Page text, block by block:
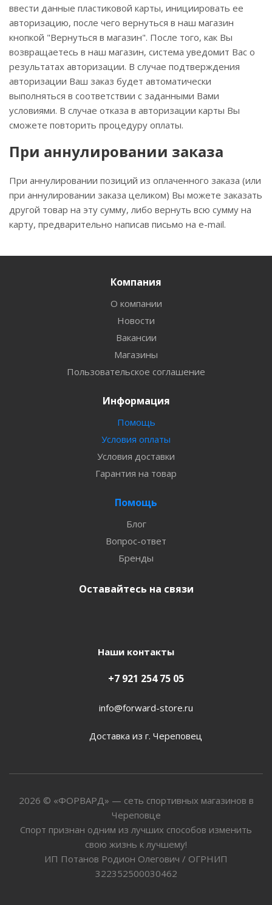
ввести данные пластиковой карты, инициировать ее
авторизацию, после чего вернуться в наш магазин
кнопкой "Вернуться в магазин". После того, как Вы
возвращаетесь в наш магазин, система уведомит Вас о
результатах авторизации. В случае подтверждения
авторизации Ваш заказ будет автоматически
выполняться в соответствии с заданными Вами
условиями. В случае отказа в авторизации карты Вы
сможете повторить процедуру оплаты.
При аннулировании заказа
При аннулировании позиций из оплаченного заказа (или
при аннулировании заказа целиком) Вы можете заказать
другой товар на эту сумму, либо вернуть всю сумму на
карту, предварительно написав письмо на e-mail.
Компания
О компании
Новости
Вакансии
Магазины
Пользовательское соглашение
Информация
Помощь
Условия оплаты
Условия доставки
Гарантия на товар
Помощь
Блог
Вопрос-ответ
Бренды
Оставайтесь на связи
Наши контакты
+7 921 254 75 05
info@forward-store.ru
Доставка из г. Череповец
2026 © «ФОРВАРД» — сеть спортивных магазинов в
Череповце
Спорт признан одним из лучших способов изменить
свою жизнь к лучшему!
ИП Потанов Родион Олегович / ОГРНИП
322352500030462